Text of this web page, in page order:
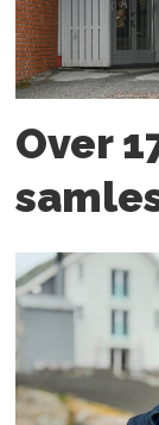
Over